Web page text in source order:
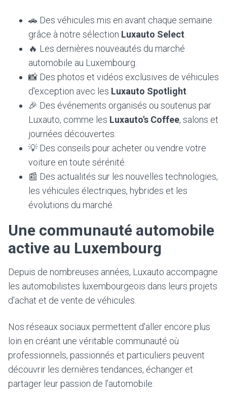
🚗 Des véhicules mis en avant chaque semaine
grâce à notre sélection Luxauto Select.
🔥 Les dernières nouveautés du marché
automobile au Luxembourg.
📸 Des photos et vidéos exclusives de véhicules
d'exception avec les Luxauto Spotlight.
🎉 Des événements organisés ou soutenus par
Luxauto, comme les Luxauto's Coffee, salons et
journées découvertes.
💡 Des conseils pour acheter ou vendre votre
voiture en toute sérénité.
📰 Des actualités sur les nouvelles technologies,
les véhicules électriques, hybrides et les
évolutions du marché.
Une communauté automobile
active au Luxembourg
Depuis de nombreuses années, Luxauto accompagne
les automobilistes luxembourgeois dans leurs projets
d'achat et de vente de véhicules.
Nos réseaux sociaux permettent d'aller encore plus
loin en créant une véritable communauté où
professionnels, passionnés et particuliers peuvent
découvrir les dernières tendances, échanger et
partager leur passion de l'automobile.